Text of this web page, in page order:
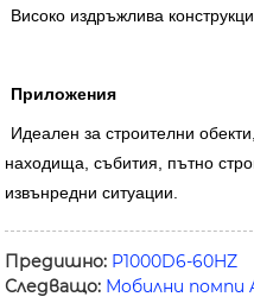
Високо издръжлива
Приложения
Идеален за строителни
находища, събития, пътно
извънредни ситуации.
Предишно: P1000D6-60HZ
Следващо: Мобилни помпи